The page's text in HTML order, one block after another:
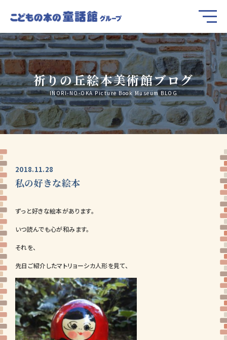
祈りの丘絵本美術館ブログ
INORI-NO-OKA Picture Book Museum BLOG
2018.11.28
私の好きな絵本
ずっと好きな絵本があります。
いつ読んでも心が和みます。
それを、
先日ご紹介したマトリョーシカ人形を見て、